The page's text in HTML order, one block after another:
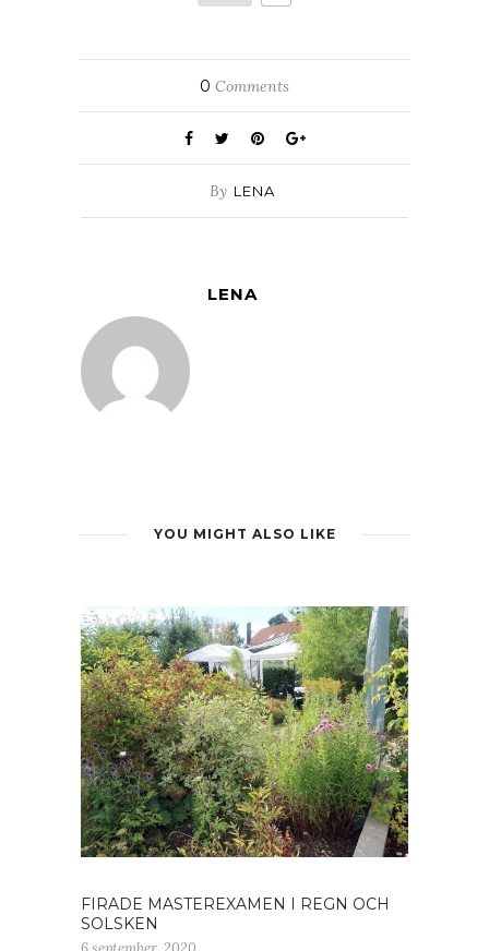
0 Comments
By LENA
LENA
YOU MIGHT ALSO LIKE
FIRADE MASTEREXAMEN I REGN OCH
SOLSKEN